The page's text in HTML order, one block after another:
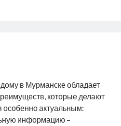
в Мурманске обладает
которые делают
особенно актуальным:
информацию –